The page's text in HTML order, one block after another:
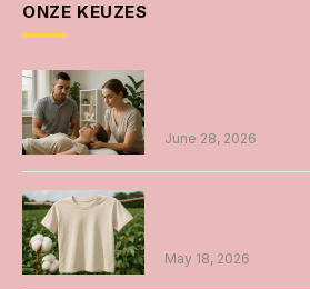
ONZE KEUZES
June 28, 2026
May 18, 2026